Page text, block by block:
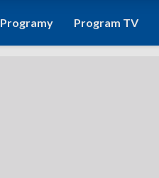
Programy Program TV